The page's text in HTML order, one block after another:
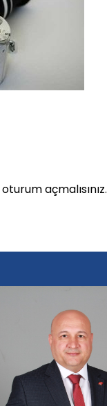
oturum açmalısınız.